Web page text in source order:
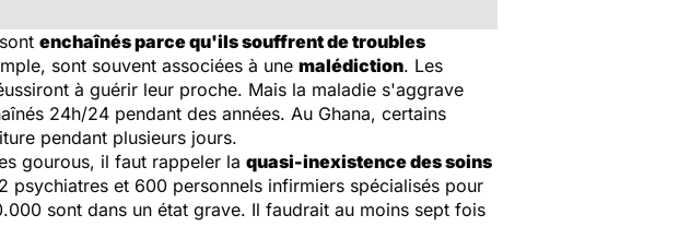
enchaînés parce qu'ils souffrent de troubles
sont souvent associées à une malédiction. Les
à guérir leur proche. Mais la maladie s'aggrave
24h/24 pendant des années. Au Ghana, certains
pendant plusieurs jours.
gourous, il faut rappeler la quasi-inexistence des soins
psychiatres et 600 personnels infirmiers spécialisés pour
sont dans un état grave. Il faudrait au moins sept fois